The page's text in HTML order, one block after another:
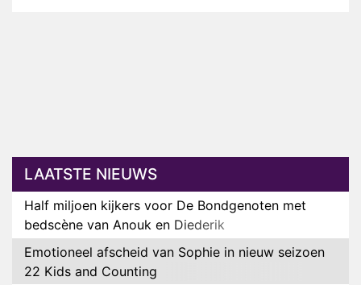
LAATSTE NIEUWS
Half miljoen kijkers voor De Bondgenoten met
bedscène van Anouk en Diederik
Emotioneel afscheid van Sophie in nieuw seizoen
22 Kids and Counting